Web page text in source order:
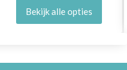
Bekijk alle opties